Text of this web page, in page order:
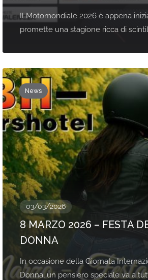
Il Motomondiale 2026 è appena
promette una stagione ricca di
News
03/03/2026
8 MARZO 2026 – FESTA
DONNA
In occasione della Giornata
Donna, un pensiero speciale va a